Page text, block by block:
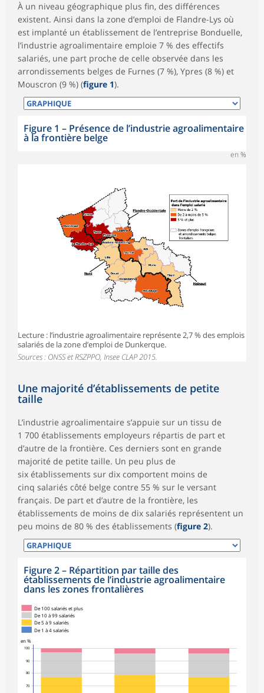
À un niveau géographique plus fin, des différences
existent. Ainsi dans la zone d’emploi de Flandre-Lys où
est implanté un établissement de l’entreprise Bonduelle,
l’industrie agroalimentaire emploie 7 % des effectifs
salariés, une part proche de celle observée dans les
arrondissements belges de Furnes (7 %), Ypres (8 %) et
Mouscron (9 %) (figure 1).
Figure 1 – Présence de l’industrie agroalimentaire
à la frontière belge
en %
Lecture : l’industrie agroalimentaire représente 2,7 % des emplois
salariés de la zone d’emploi de Dunkerque.
Sources : ONSS et RSZPPO, Insee CLAP 2015.
Une majorité d’établissements de petite
taille
L’industrie agroalimentaire s’appuie sur un tissu de
1 700 établissements employeurs répartis de part et
d’autre de la frontière. Ces derniers sont en grande
majorité de petite taille. Un peu plus de
six établissements sur dix comportent moins de
cinq salariés côté belge contre 55 % sur le versant
français. De part et d’autre de la frontière, les
établissements de moins de dix salariés représentent un
peu moins de 80 % des établissements (figure 2).
Figure 2– Répartition par taille des
établissements de l’industrie agroalimentaire
dans les zones frontalières
70
80
90
100
en %
De 1 à 4 salariés
De 5 à 9 salariés
De 10 à 99 salariés
De 100 salariés et plus